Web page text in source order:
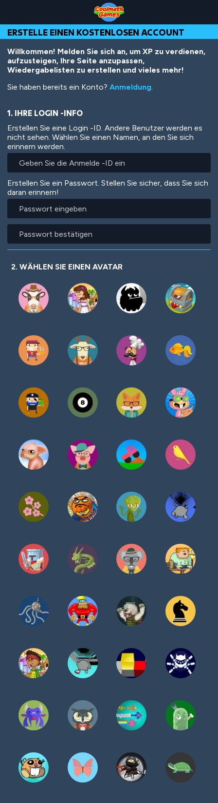
Top
of
Page
Navigation
Main
Content
Footer
Inhalt
ERSTELLE EINEN KOSTENLOSEN ACCOUNT
Willkommen! Melden Sie sich an, um XP zu verdienen,
aufzusteigen, Ihre Seite anzupassen,
Wiedergabelisten zu erstellen und vieles mehr!
Sie haben bereits ein Konto? Anmeldung.
1. IHRE LOGIN -INFO
Erstellen Sie eine Login -ID. Andere Benutzer werden es
nicht sehen. Wählen Sie einen Namen, an den Sie sich
erinnern werden.
Erstellen Sie ein Passwort. Stellen Sie sicher, dass Sie sich
daran erinnern!
eingeben
bestätigen
2. WÄHLEN SIE EINEN AVATAR